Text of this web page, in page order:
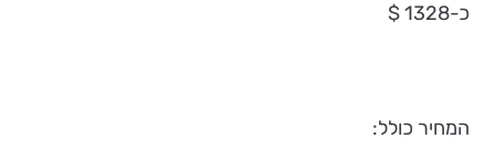
כ-1328 $
המחיר כולל: